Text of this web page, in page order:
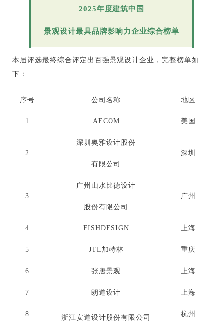
2025年度建筑中国
景观设计最具品牌影响力企业综合榜单
本届评选最终综合评定出百强景观设计企业，完整榜单如
下：
序号 公司名称 地区
1 AECOM 美国
2
深圳奥雅设计股份
有限公司
深圳
3
广州山水比德设计
股份有限公司
广州
4 FISHDESIGN 上海
5 JTL加特林 重庆
6 张唐景观 上海
7 朗道设计 上海
8 浙江安道设计股份有限公司 杭州